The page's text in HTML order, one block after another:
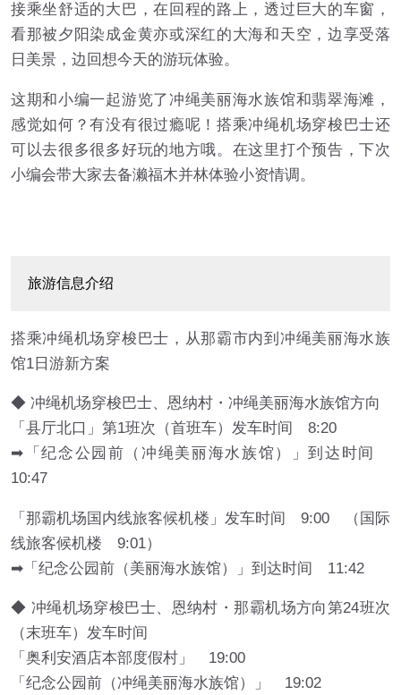
接乘坐舒适的大巴，在回程的路上，透过巨大的车窗，
看那被夕阳染成金黄亦或深红的大海和天空，边享受落
日美景，边回想今天的游玩体验。
这期和小编一起游览了冲绳美丽海水族馆和翡翠海滩，
感觉如何？有没有很过瘾呢！搭乘冲绳机场穿梭巴士还
可以去很多很多好玩的地方哦。在这里打个预告，下次
小编会带大家去备濑福木并林体验小资情调。
旅游信息介绍
搭乘冲绳机场穿梭巴士，从那霸市内到冲绳美丽海水族
馆1日游新方案
◆ 冲绳机场穿梭巴士、恩纳村・冲绳美丽海水族馆方向
「县厅北口」第1班次（首班车）发车时间 8:20
➡「纪念公园前（冲绳美丽海水族馆）」到达时间
10:47
「那霸机场国内线旅客候机楼」发车时间 9:00 （国际
线旅客候机楼 9:01）
➡「纪念公园前（美丽海水族馆）」到达时间 11:42
◆ 冲绳机场穿梭巴士、恩纳村・那霸机场方向第24班次
（末班车）发车时间
「奥利安酒店本部度假村」 19:00
「纪念公园前（冲绳美丽海水族馆）」 19:02